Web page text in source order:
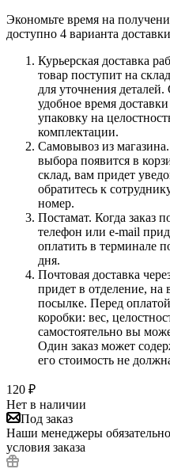
Экономьте время на
доступно 4 варианта
Курьерская доставка
товар поступит на
для уточнения
удобное время
упаковку на
комплектации.
Самовывоз из
выбора появится в
склад, вам придет
обратитесь к
номер.
Постамат. Когда заказ
телефон или e-mail
оплатить в терминале
дня.
Почтовая доставка
придет в отделение, на
посылке. Перед
коробки: вес,
самостоятельно вы
Один заказ может
его стоимость не
120 ₽
Нет в наличии
Под заказ
Наши менеджеры
условия заказа